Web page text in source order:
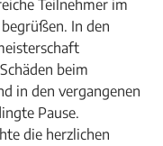
Teilnehmer im
In den
beim
in den vergangenen
Pause.
die herzlichen